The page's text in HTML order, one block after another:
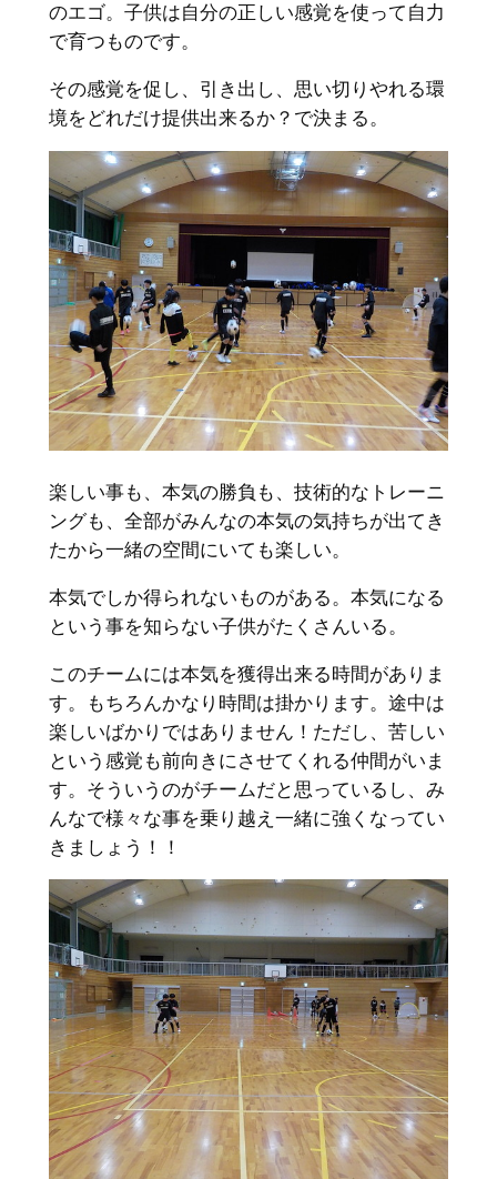
のエゴ。子供は自分の正しい感覚を使って自力
で育つものです。
その感覚を促し、引き出し、思い切りやれる環
境をどれだけ提供出来るか？で決まる。
楽しい事も、本気の勝負も、技術的なトレーニ
ングも、全部がみんなの本気の気持ちが出てき
たから一緒の空間にいても楽しい。
本気でしか得られないものがある。本気になる
という事を知らない子供がたくさんいる。
このチームには本気を獲得出来る時間がありま
す。もちろんかなり時間は掛かります。途中は
楽しいばかりではありません！ただし、苦しい
という感覚も前向きにさせてくれる仲間がいま
す。そういうのがチームだと思っているし、み
んなで様々な事を乗り越え一緒に強くなってい
きましょう！！